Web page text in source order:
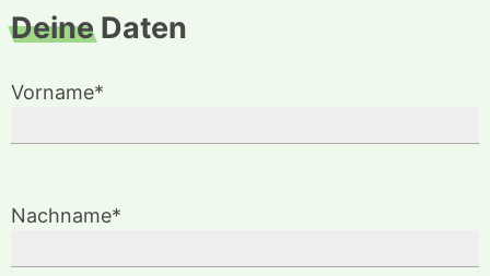
DeineDaten
Vorname*
Nachname*